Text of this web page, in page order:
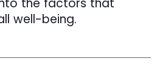
the factors that
well-being.